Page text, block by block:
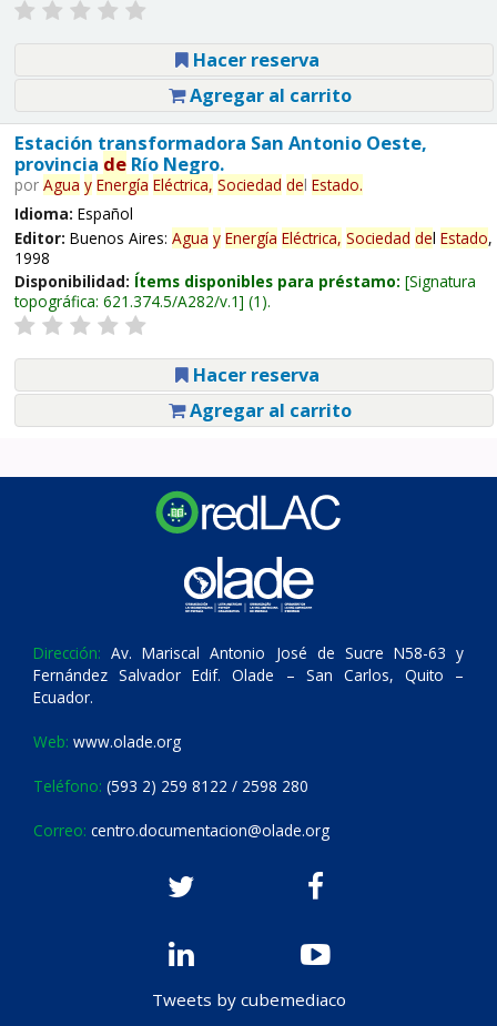
Hacer reserva
Agregar al carrito
Estación transformadora San Antonio Oeste,
provincia deRío Negro.
por Agua y Energía Eléctrica, Sociedad del Estado.
Idioma: Español
Editor: Buenos Aires: Agua y Energía Eléctrica, Sociedad del Estado,
1998
Disponibilidad: Ítems disponibles para préstamo: Signatura
topográfica: 621.374.5/A282/v.1 (1).
Hacer reserva
Agregar al carrito
Dirección: Av. Mariscal Antonio José de Sucre N58-63 y
Fernández Salvador Edif. Olade – San Carlos, Quito –
Ecuador.
Web: www.olade.org
Teléfono: (593 2) 259 8122 / 2598 280
Correo: centro.documentacion@olade.org
Tweets by cubemediaco